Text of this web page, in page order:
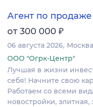
Агент по
от 300 000 ₽
06 августа 2026 Москва
ООО "Огрк-Центр"
Лучшая в жизни
себя! Начните свою
Работаем со всеми
новостройки, элитная,